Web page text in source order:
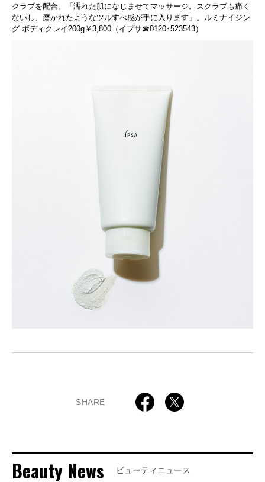
クラブを配合。「濡れた肌になじませてマッサージ。スクラブも痛く
ないし、磨かれたようなツルすべ感が手に入ります」。ルミナイジン
グ ボディクレイ200g￥3,800（イプサ☎0120･523543）
SHARE
Beauty News ビューティニュース